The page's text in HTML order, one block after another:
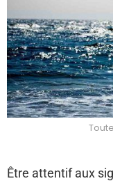
Être attentif aux